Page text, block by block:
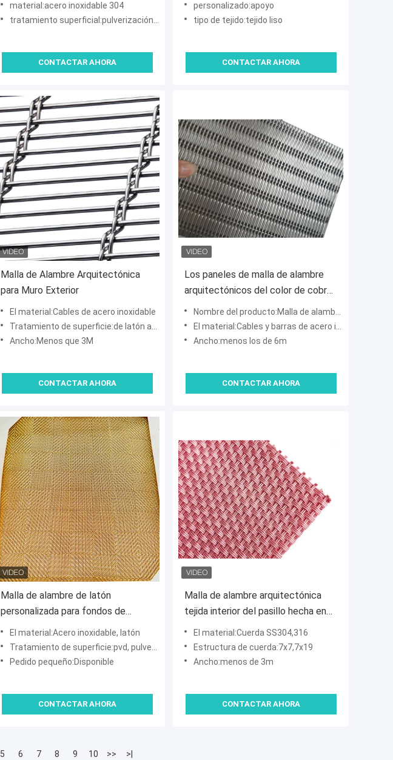
material:acero inoxidable 304
tratamiento superficial:pulverización recubierta
CONTACTAR AHORA
personalizado:apoyo
tipo de tejido:tejido liso
CONTACTAR AHORA
Malla de Alambre Arquitectónica
para Muro Exterior
El material:Cables de acero inoxidable
Tratamiento de superficie:de latón antiguo, pulido, revestido de energía
Ancho:Menos que 3M
CONTACTAR AHORA
Los paneles de malla de alambre
arquitectónicos del color de cobre
tejidos con los cables y Roces para
las fachadas
Nombre del producto:Malla de alambre arquitectónica
El material:Cables y barras de acero inoxidable
Ancho:menos los de 6m
CONTACTAR AHORA
Malla de alambre de latón
personalizada para fondos de
tiendas
El material:Acero inoxidable, latón
Tratamiento de superficie:pvd, pulverización
Pedido pequeño:Disponible
CONTACTAR AHORA
Malla de alambre arquitectónica
tejida interior del pasillo hecha en
alambre de acero inoxidable
El material:Cuerda SS304,316
Estructura de cuerda:7x7,7x19
Ancho:menos de 3m
CONTACTAR AHORA
5 6 7 8 9 10 >> >|